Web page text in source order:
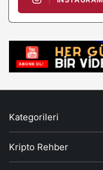
Kategorileri
Kripto Rehber